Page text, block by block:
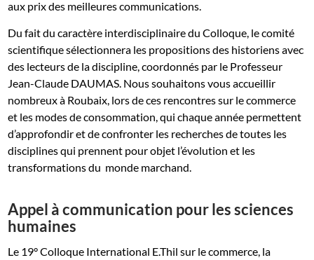
aux prix des meilleures communications.
Du fait du caractère interdisciplinaire du Colloque, le comité
scientifique sélectionnera les propositions des historiens avec
des lecteurs de la discipline, coordonnés par le Professeur
Jean-Claude DAUMAS. Nous souhaitons vous accueillir
nombreux à Roubaix, lors de ces rencontres sur le commerce
et les modes de consommation, qui chaque année permettent
d’approfondir et de confronter les recherches de toutes les
disciplines qui prennent pour objet l’évolution et les
transformations du monde marchand.
Appel à communication pour les sciences
humaines
Le 19° Colloque International E.Thil sur le commerce, la